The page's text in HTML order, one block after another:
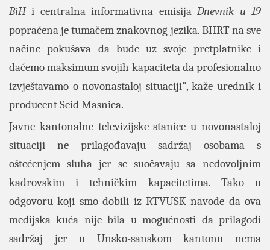
BiH i centralna informativna emisijaDnevnik u 19
popraćena je tumačem znakovnog jezika. BHRT na sve
načine pokušava da bude uz svoje pretplatnike i
daćemo maksimum svojih kapaciteta da profesionalno
izvještavamo o novonastaloj situaciji", kaže urednik i
producent Seid Masnica.
Javne kantonalne televizijske stanice u novonastaloj
situaciji ne prilagođavaju sadržaj osobama s
oštećenjem sluha jer se suočavaju sa nedovoljnim
kadrovskim i tehničkim kapacitetima. Tako u
odgovoru koji smo dobili iz RTVUSK navode da ova
medijska kuća nije bila u mogućnosti da prilagodi
sadržaj jer u Unsko-sanskom kantonu nema